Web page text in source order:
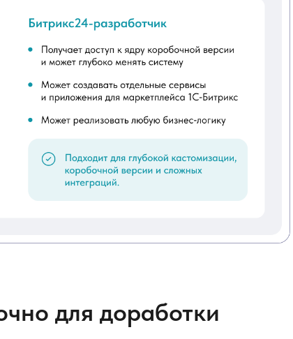
для доработки